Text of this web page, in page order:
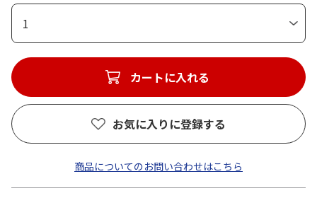
1
カートに入れる
お気に入りに登録する
商品についてのお問い合わせはこちら